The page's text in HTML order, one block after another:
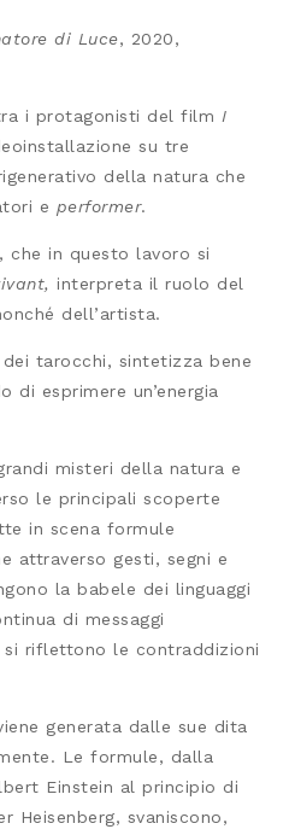
di Luce, 2020,
i protagonisti del film I
su tre
della natura che
e performer.
che in questo lavoro si
interpreta il ruolo del
dell’artista.
tarocchi, sintetizza bene
di esprimere un’energia
misteri della natura e
le principali scoperte
in scena formule
attraverso gesti, segni e
la babele dei linguaggi
di messaggi
riflettono le contraddizioni
generata dalle sue dita
Le formule, dalla
Einstein al principio di
Heisenberg, svaniscono,